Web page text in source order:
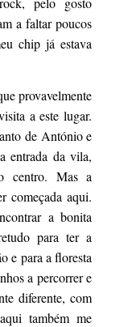
a faltar poucos
chip já estava
provavelmente
a este lugar.
de António e
entrada da vila,
centro. Mas a
começada aqui.
a bonita
para ter a
e para a floresta
a percorrer e
diferente, com
também me